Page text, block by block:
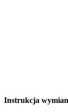
Instrukcja